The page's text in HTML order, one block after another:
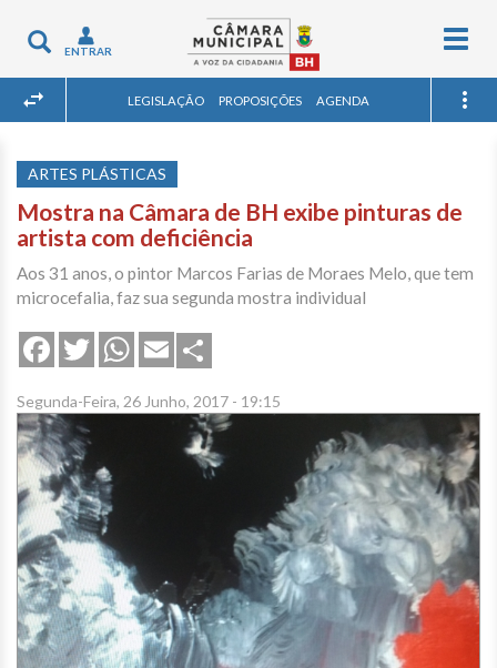
Toggle
navigation
ENTRAR
LEGISLAÇÃO PROPOSIÇÕES AGENDA
ARTES PLÁSTICAS
Mostra na Câmara de BH exibe pinturas de
artista com deficiência
Aos 31 anos, o pintor Marcos Farias de Moraes Melo, que tem
microcefalia, faz sua segunda mostra individual
FacebookTwitterWhatsApp
Email
Segunda-Feira, 26 Junho, 2017 - 19:15